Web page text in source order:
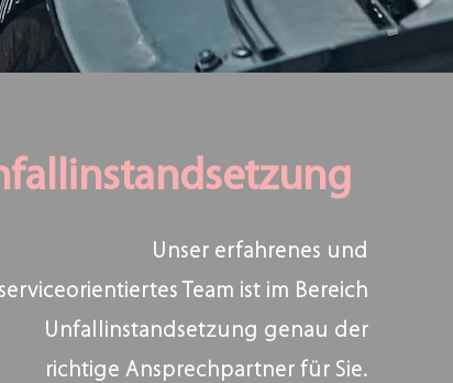
Unser erfahrenes und
serviceorientiertes Team ist im Bereich
Unfallinstandsetzung genau der
richtige Ansprechpartner für Sie.